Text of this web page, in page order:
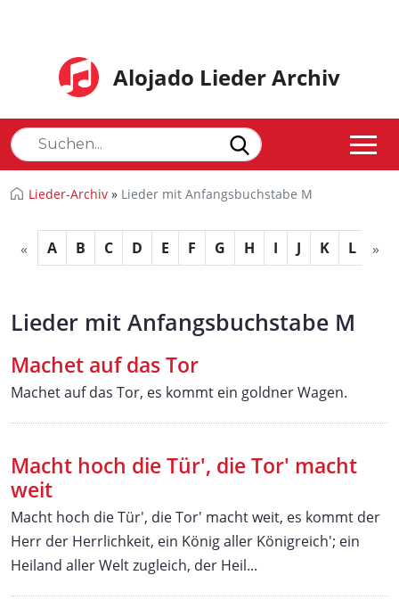
Alojado Lieder Archiv
Lieder-Archiv » Lieder mit Anfangsbuchstabe M
A B C D E F G H I J K L M
« »
Lieder mit Anfangsbuchstabe M
Machet auf das Tor
Machet auf das Tor, es kommt ein goldner Wagen.
Macht hoch die Tür', die Tor' macht
weit
Macht hoch die Tür', die Tor' macht weit, es kommt der
Herr der Herrlichkeit, ein König aller Königreich'; ein
Heiland aller Welt zugleich, der Heil...